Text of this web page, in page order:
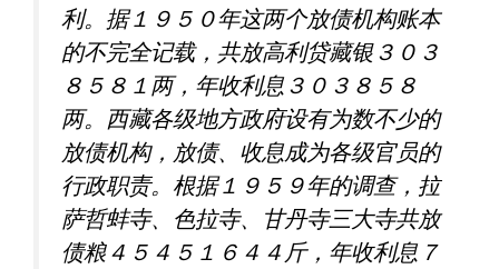
利。据１９５０年这两个放债机构账本
的不完全记载，共放高利贷藏银３０３
８５８１两，年收利息３０３８５８
两。西藏各级地方政府设有为数不少的
放债机构，放债、收息成为各级官员的
行政职责。根据１９５９年的调查，拉
萨哲蚌寺、色拉寺、甘丹寺三大寺共放
债粮４５４５１６４４斤，年收利息７